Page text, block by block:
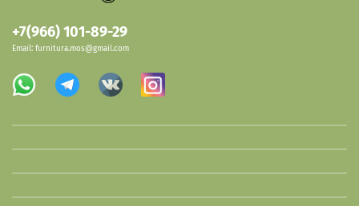
+7(966) 101-89-29
Email: furnitura.mos@gmail.com